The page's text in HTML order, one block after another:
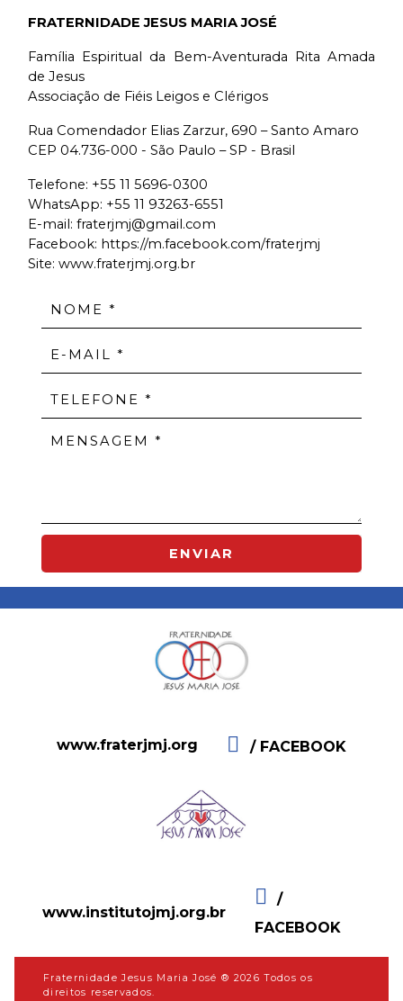
FRATERNIDADE JESUS MARIA JOSÉ
Família Espiritual da Bem-Aventurada Rita Amada
de Jesus
Associação de Fiéis Leigos e Clérigos
Rua Comendador Elias Zarzur, 690 – Santo Amaro
CEP 04.736-000 - São Paulo – SP - Brasil
Telefone: +55 11 5696-0300
WhatsApp: +55 11 93263-6551
E-mail: fraterjmj@gmail.com
Facebook: https://m.facebook.com/fraterjmj
Site: www.fraterjmj.org.br
ENVIAR
www.fraterjmj.org / FACEBOOK
www.institutojmj.org.br
/
FACEBOOK
Fraternidade Jesus Maria José ® 2026 Todos os
direitos reservados.